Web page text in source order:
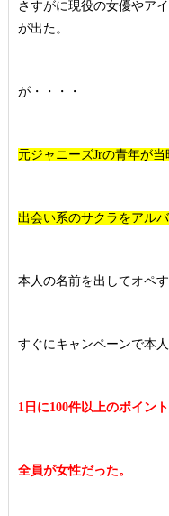
さすがに現役の女優やア
が出た。
が・・・・
元ジャニーズJrの青年が当
出会い系のサクラをアル
本人の名前を出してオペ
すぐにキャンペーンで本
1日に100件以上のポイン
全員が女性だった。